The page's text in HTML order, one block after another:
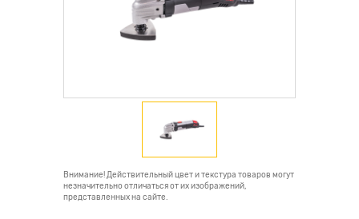
Внимание! Действительный цвет и текстура товаров могут
незначительно отличаться от их изображений,
представленных на сайте.